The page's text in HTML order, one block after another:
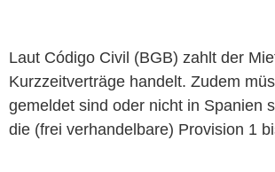
Laut Código Civil (BGB) zahlt der
Kurzzeitverträge handelt. Zudem
gemeldet sind oder nicht in Spanien
die (frei verhandelbare) Provision 1